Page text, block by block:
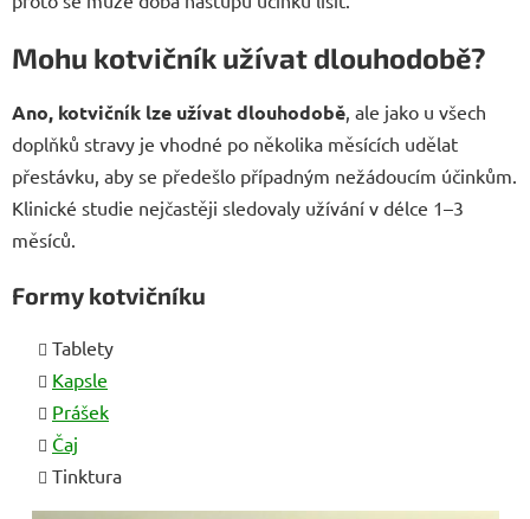
Mohu kotvičník užívat dlouhodobě?
Ano, kotvičník lze užívat dlouhodobě, ale jako u všech
doplňků stravy je vhodné po několika měsících udělat
přestávku, aby se předešlo případným nežádoucím účinkům.
Klinické studie nejčastěji sledovaly užívání v délce 1–3
měsíců.
Formy kotvičníku
Tablety
Kapsle
Prášek
Čaj
Tinktura